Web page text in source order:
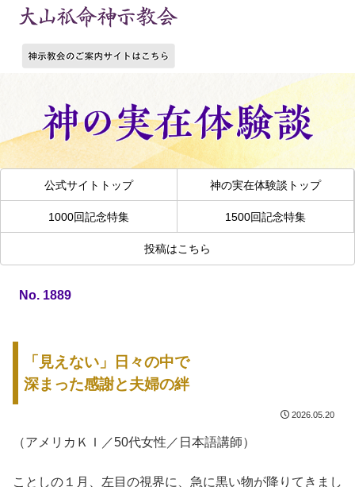
公式サイトトップ 神の実在体験談トップ
1000回記念特集 1500回記念特集
投稿はこちら
No. 1889
「見えない」日々の中で
深まった感謝と夫婦の絆
2026.05.20
（アメリカＫＩ／50代女性／日本語講師）
ことしの１月、左目の視界に、急に黒い物が降りてきまし